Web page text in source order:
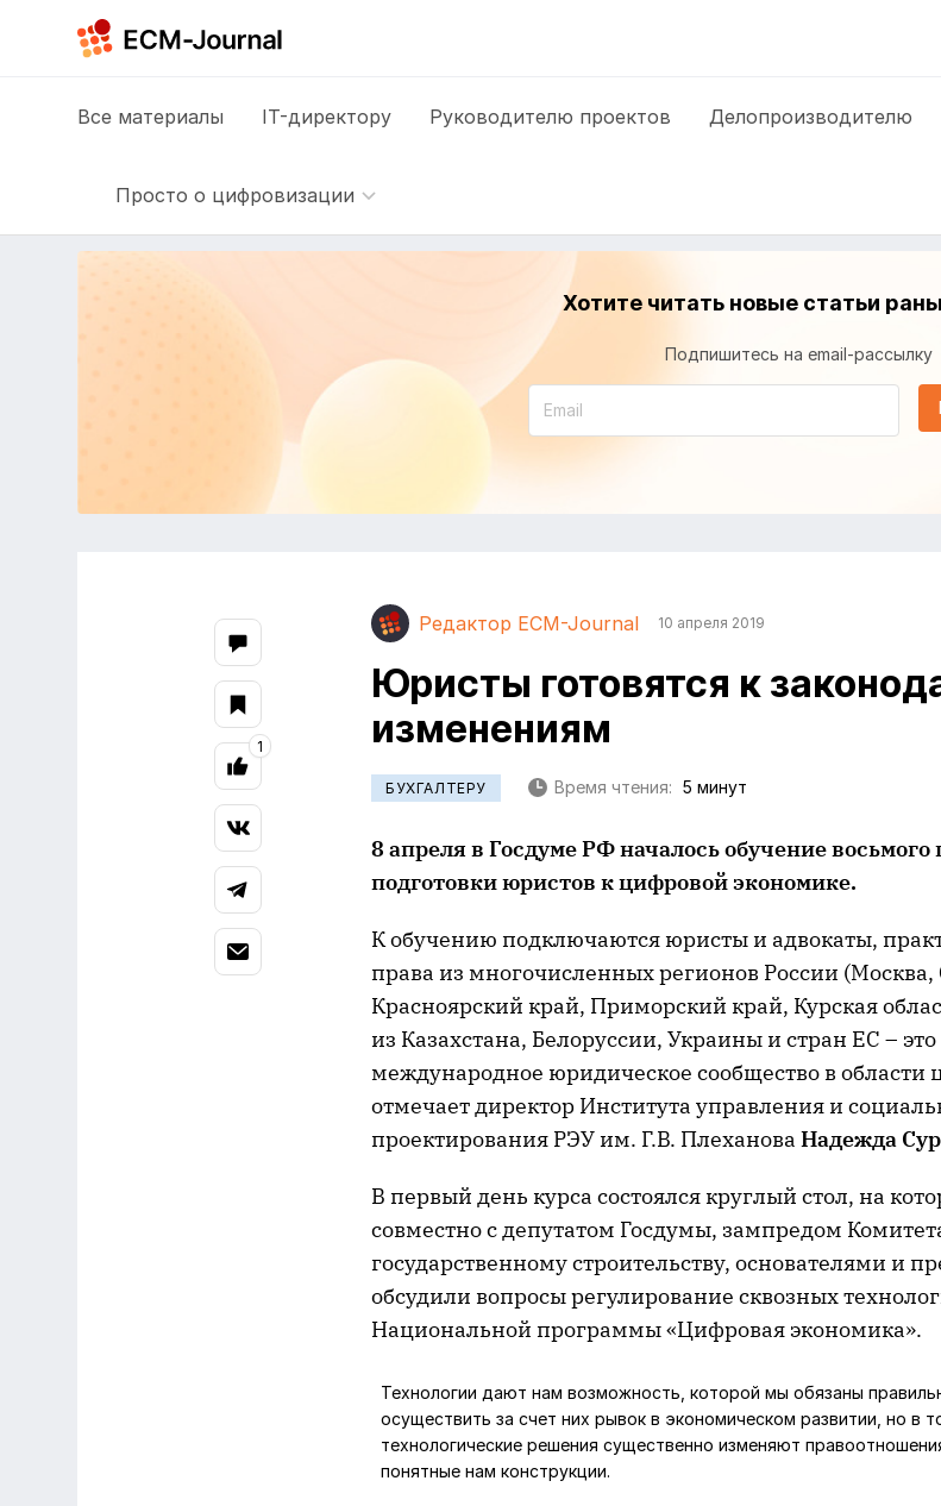
Все материалы IT-директору Руководителю проектов Делопроизводителю
Просто о цифровизации
Хотите читать новые статьи
Подпишитесь на email-рассылку
Редактор ECM-Journal 10 апреля 2019
Юристы готовятся к
изменениям
БУХГАЛТЕРУ Время чтения: 5 минут
8 апреля в Госдуме РФ началось обучение
подготовки юристов к цифровой экономике.
К обучению подключаютсяюристы и адвокаты,
права из многочисленных регионов России (Москва,
Красноярский край, Приморский край, Курская
из Казахстана, Белоруссии, Украины и стран ЕС –
международное юридическое сообщество в области
отмечает директор Института управления и
проектирования РЭУ им. Г.В. Плеханова Надежда
В первый день курса состоялся круглый стол, на
совместно с депутатом Госдумы, зампредом
государственному строительству, основателями и
обсудили вопросы регулирование сквозных
Национальной программы «Цифровая экономика».
Технологии дают нам возможность, которой мы обязаны
осуществить за счет них рывок в экономическом развитии, но в
технологические решения существенно изменяют
понятные нам конструкции.
1